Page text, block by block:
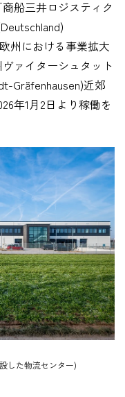
資料ダウンロード
船三井ロジスティク
州における事業拡大
ァイターシュタット
Gräfenhausen)近郊
年1月2日より稼働を
した物流センター)